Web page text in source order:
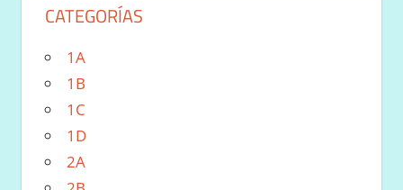
CATEGORÍAS
1A
1B
1C
1D
2A